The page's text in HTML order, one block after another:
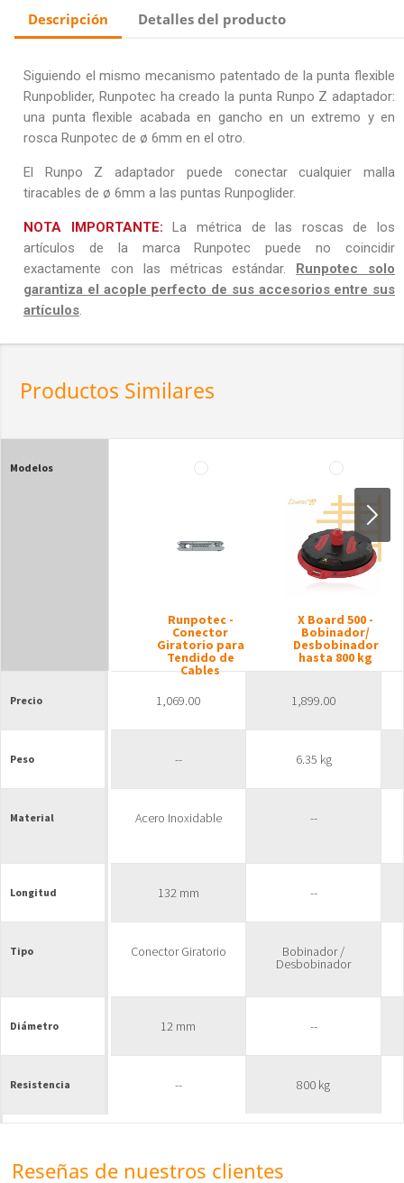
Descripción Detalles del producto
Siguiendo el mismo mecanismo patentado de la punta flexible
Runpoblider, Runpotec ha creado la punta Runpo Z adaptador:
una punta flexible acabada en gancho en un extremo y en
rosca Runpotec de ø 6mm en el otro.
El Runpo Z adaptador puede conectar cualquier malla
tiracables de ø 6mm a las puntas Runpoglider.
NOTA IMPORTANTE: La métrica de las roscas de los
artículos de la marca Runpotec puede no coincidir
exactamente con las métricas estándar.
Runpotec solo
garantiza el acople perfecto de sus accesorios entre sus
artículos.
Productos Similares
Modelos
Precio
Peso
Material
Longitud
Tipo
Diámetro
Resistencia
Runpotec -
Conector
Giratorio para
Tendido de
Cables
1,069.00
--
Acero Inoxidable
132 mm
Conector Giratorio
12 mm
--
X Board 500 -
Bobinador/
Desbobinador
hasta 800 kg
1,899.00
6.35 kg
--
--
Bobinador /
Desbobinador
--
800 kg
Reseñas de nuestros clientes